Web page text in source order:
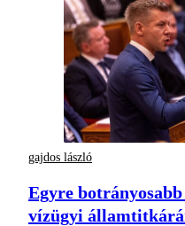
gajdos lászló
Egyre
vízügyi